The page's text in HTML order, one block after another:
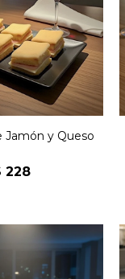
jesuitas
y queso
Jamón y Queso
228